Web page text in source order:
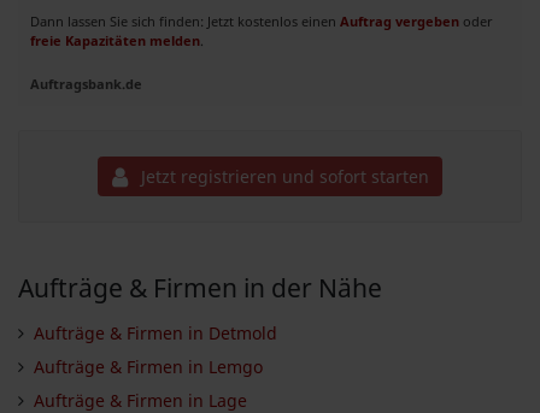
Dann lassen Sie sich finden: Jetzt kostenlos einen Auftrag vergeben oder
freie Kapazitäten melden
Auftragsbank.de
Jetzt registrieren und sofort starten
Aufträge & Firmen in der Nähe
Aufträge & Firmen in Detmold
Aufträge & Firmen in Lemgo
Aufträge & Firmen in Lage